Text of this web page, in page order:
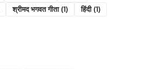
श्रीमद भगवत गीता(1) हिंदी(1)